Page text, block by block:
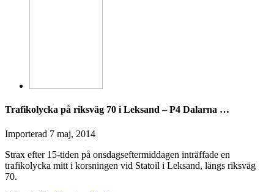
Trafikolycka på riksväg 70 i Leksand – P4 Dalarna …
Importerad 7 maj, 2014
Strax efter 15-tiden på onsdagseftermiddagen inträffade en
trafikolycka mitt i korsningen vid Statoil i Leksand, längs riksväg
70.